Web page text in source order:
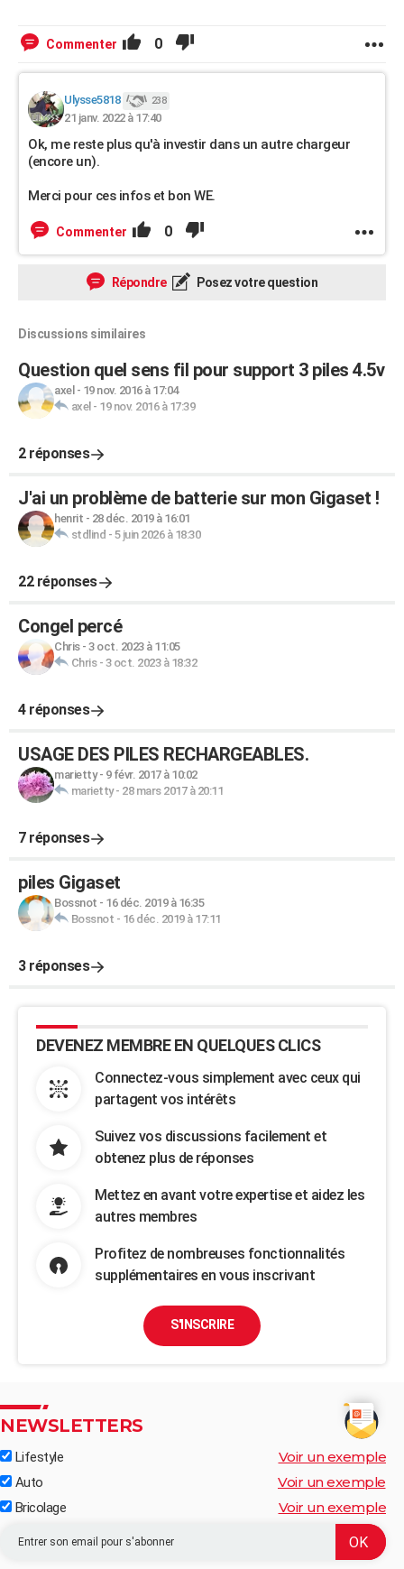
Commenter 0
Ulysse5818 238
21 janv. 2022 à 17:40
Ok, me reste plus qu'à investir dans un autre chargeur
(encore un).
Merci pour ces infos et bon WE.
Commenter 0
Répondre Posez votre question
Discussions similaires
Question quel sens fil pour support 3 piles 4.5v
axel - 19 nov. 2016 à 17:04
axel - 19 nov. 2016 à 17:39
2 réponses
J'ai un problème de batterie sur mon Gigaset !
henrit - 28 déc. 2019 à 16:01
stdlind - 5 juin 2026 à 18:30
22 réponses
Congel percé
Chris- 3 oct. 2023 à 11:05
Chris- 3 oct. 2023 à 18:32
4 réponses
USAGE DES PILES RECHARGEABLES.
marietty- 9 févr. 2017 à 10:02
marietty- 28 mars 2017 à 20:11
7 réponses
piles Gigaset
Bossnot - 16 déc. 2019 à 16:35
Bossnot - 16 déc. 2019 à 17:11
3 réponses
DEVENEZ MEMBRE EN QUELQUES CLICS
Connectez-vous simplement avec ceux qui
partagent vos intérêts
Suivez vos discussions facilement et
obtenez plus de réponses
Mettez en avant votre expertise et aidez les
autres membres
Profitez de nombreuses fonctionnalités
supplémentaires en vous inscrivant
S'INSCRIRE
NEWSLETTERS
Lifestyle Voir un exemple
Auto Voir un exemple
Bricolage Voir un exemple